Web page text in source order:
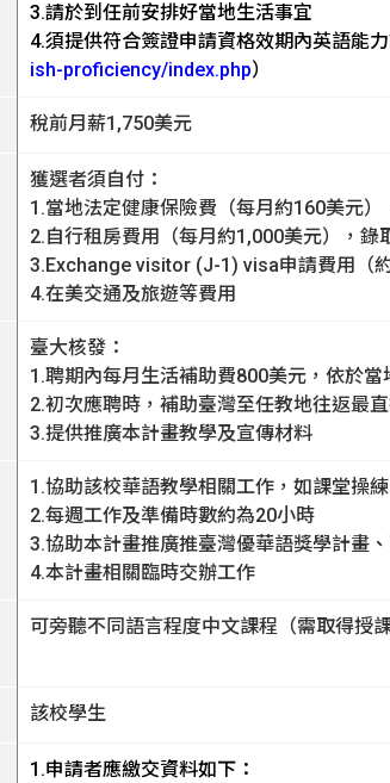
3.請於到任前安排好當地生活事宜
4.須提供符合簽證申請資格效期內英語能
ish-proficiency/index.php）
稅前月薪1,750美元
獲選者須自付：
1.當地法定健康保險費（每月約160美元
2.自行租房費用（每月約1,000美元），錄
3.Exchange visitor (J-1) visa申請費用（
4.在美交通及旅遊等費用
臺大核發：
1.聘期內每月生活補助費800美元，依於
2.初次應聘時，補助臺灣至任教地往返最
3.提供推廣本計畫教學及宣傳材料
1.協助該校華語教學相關工作，如課堂操
2.每週工作及準備時數約為20小時
3.協助本計畫推廣推臺灣優華語獎學計畫
4.本計畫相關臨時交辦工作
可旁聽不同語言程度中文課程（需取得授課
該校學生
1.申請者應繳交資料如下：